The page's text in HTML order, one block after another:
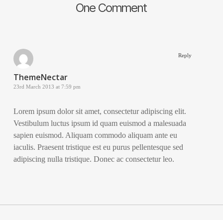
One Comment
ThemeNectar
23rd March 2013 at 7:59 pm
Lorem ipsum dolor sit amet, consectetur adipiscing elit.
Vestibulum luctus ipsum id quam euismod a malesuada
sapien euismod. Aliquam commodo aliquam ante eu
iaculis. Praesent tristique est eu purus pellentesque sed
adipiscing nulla tristique. Donec ac consectetur leo.
Reply